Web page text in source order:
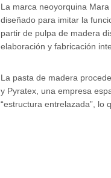
La marca neoyorquina
diseñado para imitar la
partir de pulpa de madera
elaboración y fabricación
La pasta de madera
y Pyratex, una empresa
“estructura entrelazada”, lo